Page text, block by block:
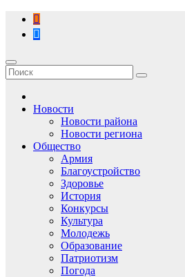
Перейти
содержимому
Новости
Новости района
Новости региона
Общество
Армия
Благоустройство
Здоровье
История
Конкурсы
Культура
Молодежь
Образование
Патриотизм
Погода